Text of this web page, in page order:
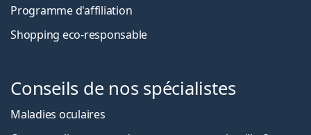
Programme d'affiliation
Shopping eco-responsable
Conseils de nos spécialistes
Maladies oculaires